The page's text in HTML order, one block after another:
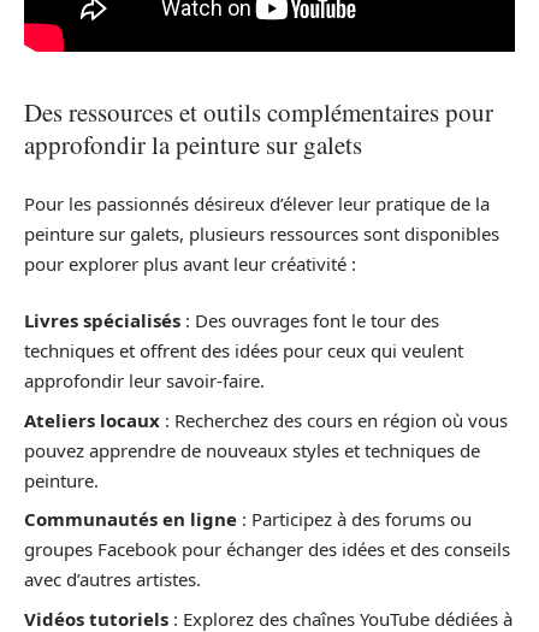
Des ressources et outils complémentaires pour
approfondir la peinture sur galets
Pour les passionnés désireux d’élever leur pratique de la
peinture sur galets, plusieurs ressources sont disponibles
pour explorer plus avant leur créativité :
Livres spécialisés : Des ouvrages font le tour des
techniques et offrent des idées pour ceux qui veulent
approfondir leur savoir-faire.
Ateliers locaux : Recherchez des cours en région où vous
pouvez apprendre de nouveaux styles et techniques de
peinture.
Communautés en ligne : Participez à des forums ou
groupes Facebook pour échanger des idées et des conseils
avec d’autres artistes.
Vidéos tutoriels : Explorez des chaînes YouTube dédiées à